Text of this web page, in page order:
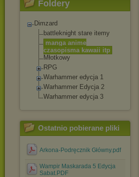
Foldery
Dimzard
battleknight stare itemy
manga anime
czasopisma kawaii itp
Młotkowy
RPG
Warhammer edycja 1
Warhammer Edycja 2
Warhammer edycja 3
Ostatnio pobierane pliki
Arkona-Podręcznik Główny.pdf
Wampir Maskarada 5 Edycja
Sabat.PDF